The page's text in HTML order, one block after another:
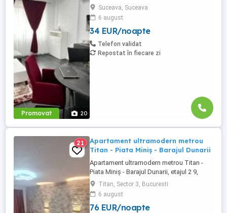
Promovat 20
variata de apartamente si garsoniere
situate in puncte cheie ale orasului
Suceava: Bulevardul George Enescu. In
centrul Orasului pe Esplanada langa
McDonald's. Bulevardul 1 Mai Obcini
Zamca Burdujeni Ipotesti Pentru ...
Suceava, Suceava
6 august
34 EUR/noapte
Telefon validat
Repostat în fiecare zi
21
Apartament ultramodern metrou
Titan - Piata Miniș - Barajul Dunarii
Apartament ultramodern metrou Titan -
Piata Miniș - Barajul Dunarii, etajul 2 9,
decomandat, vedere spate, gresie,
faianta, parchet, centrala termica,
termopan, mobilata si utilata modern,
incalzire prin pardoseala, paturi
Titan, Sector 3, Bucuresti
6 august
76 EUR/noapte